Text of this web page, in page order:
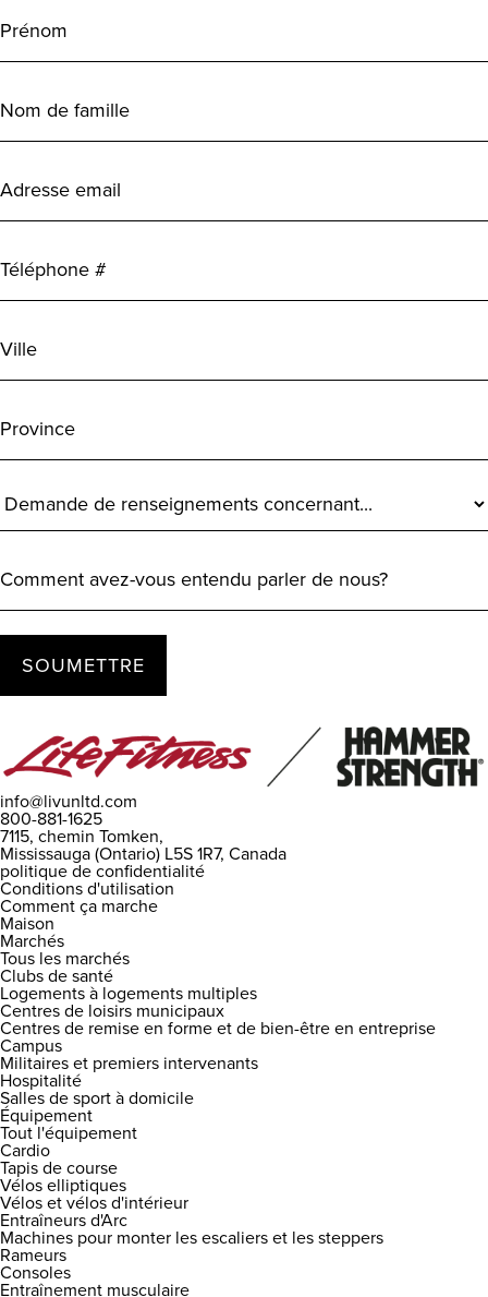
(Requis)
de
famille
(Requis)
email
(Requis)
de
(Requis)
avez-
vous
entendu
de
nous?
info@livunltd.com
800-881-1625
7115, chemin Tomken,
Mississauga (Ontario) L5S 1R7, Canada
politique de confidentialité
Conditions d'utilisation
Comment ça marche
Maison
Marchés
Tous les marchés
Clubs de santé
Logements à logements multiples
Centres de loisirs municipaux
Centres de remise en forme et de bien-être en entreprise
Campus
Militaires et premiers intervenants
Hospitalité
Salles de sport à domicile
Équipement
Tout l'équipement
Cardio
Tapis de course
Vélos elliptiques
Vélos et vélos d'intérieur
Entraîneurs d'Arc
Machines pour monter les escaliers et les steppers
Rameurs
Consoles
Entraînement musculaire